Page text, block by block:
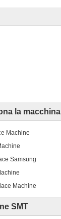
la macchina
Machine
Samsung
Machine
SMT